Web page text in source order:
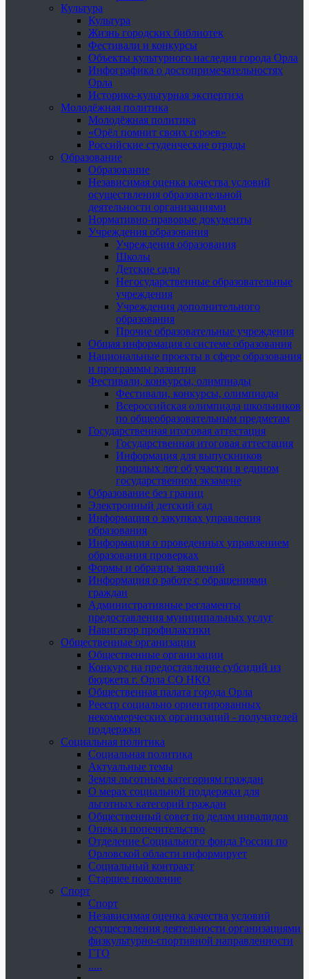
Культура
Культура
Жизнь городских библиотек
Фестивали и конкурсы
Объекты культурного наследия города Орла
Инфографика о достопримечательностях
Орла
Историко-культурная экспертиза
Молодёжная политика
Молодёжная политика
«Орёл помнит своих героев»
Российские студенческие отряды
Образование
Образование
Независимая оценка качества условий
осуществления образовательной
деятельности организациями
Нормативно-правовые документы
Учреждения образования
Учреждения образования
Школы
Детские сады
Негосударственные образовательные
учреждения
Учреждения дополнительного
образования
Прочие образовательные учреждения
Общая информация о системе образования
Национальные проекты в сфере образования
и программы развития
Фестивали, конкурсы, олимпиады
Фестивали, конкурсы, олимпиады
Всероссийская олимпиада школьников
по общеобразовательным предметам
Государственная итоговая аттестация
Государственная итоговая аттестация
Информация для выпускников
прошлых лет об участии в едином
государственном экзамене
Образование без границ
Электронный детский сад
Информация о закупках управления
образования
Информация о проведенных управлением
образования проверках
Формы и образцы заявлений
Информация о работе с обращениями
граждан
Административные регламенты
предоставления муниципальных услуг
Навигатор профилактики
Общественные организации
Общественные организации
Конкурс на предоставление субсидий из
бюджета г. Орла СО НКО
Общественная палата города Орла
Реестр социально ориентированных
некоммерческих организаций - получателей
поддержки
Социальная политика
Социальная политика
Актуальные темы
Земля льготным категориям граждан
О мерах социальной поддержки для
льготных категорий граждан
Общественный совет по делам инвалидов
Опека и попечительство
Отделение Социального фонда России по
Орловской области информирует
Социальный контракт
Старшее поколение
Спорт
Спорт
Независимая оценка качества условий
осуществления деятельности организациями
физкультурно-спортивной направленности
ГТО
.....